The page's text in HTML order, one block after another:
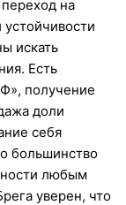
на
искать
Есть
получение
доли
себя
большинство
любым
уверен, что